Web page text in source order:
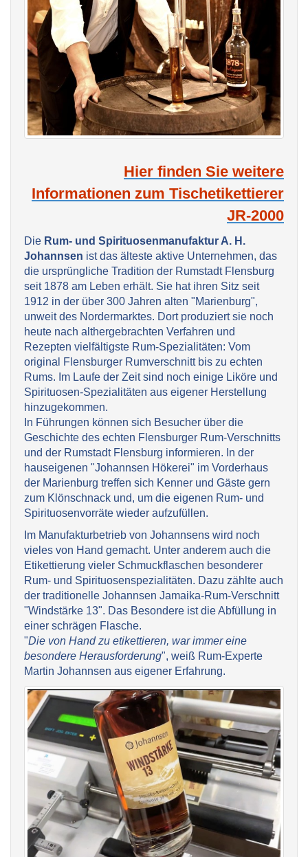
Hier finden Sie weitere
Informationen zum Tischetikettierer
JR-2000
Die Rum- und Spirituosenmanufaktur A. H.
Johannsen ist das älteste aktive Unternehmen, das
die ursprüngliche Tradition der Rumstadt Flensburg
seit 1878 am Leben erhält. Sie hat ihren Sitz seit
1912 in der über 300 Jahren alten "Marienburg",
unweit des Nordermarktes. Dort produziert sie noch
heute nach althergebrachten Verfahren und
Rezepten vielfältigste Rum-Spezialitäten: Vom
original Flensburger Rumverschnitt bis zu echten
Rums. Im Laufe der Zeit sind noch einige Liköre und
Spirituosen-Spezialitäten aus eigener Herstellung
hinzugekommen.
In Führungen können sich Besucher über die
Geschichte des echten Flensburger Rum-Verschnitts
und der Rumstadt Flensburg informieren. In der
hauseigenen "Johannsen Hökerei" im Vorderhaus
der Marienburg treffen sich Kenner und Gäste gern
zum Klönschnack und, um die eigenen Rum- und
Spirituosenvorräte wieder aufzufüllen.
Im Manufakturbetrieb von Johannsens wird noch
vieles von Hand gemacht. Unter anderem auch die
Etikettierung vieler Schmuckflaschen besonderer
Rum- und Spirituosenspezialitäten. Dazu zählte auch
der traditionelle Johannsen Jamaika-Rum-Verschnitt
"Windstärke 13". Das Besondere ist die Abfüllung in
einer schrägen Flasche.
"Die von Hand zu etikettieren, war immer eine
besondere Herausforderung", weiß Rum-Experte
Martin Johannsen aus eigener Erfahrung.